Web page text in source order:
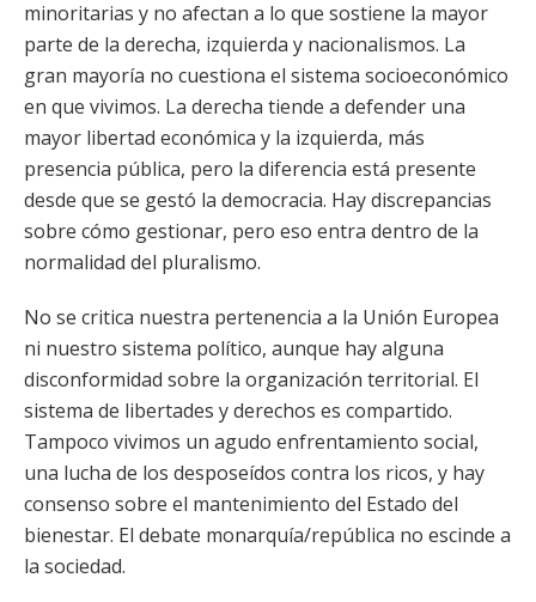
minoritarias y no afectan a lo que sostiene la mayor
parte de la derecha, izquierda y nacionalismos. La
gran mayoría no cuestiona el sistema socioeconómico
en que vivimos. La derecha tiende a defender una
mayor libertad económica y la izquierda, más
presencia pública, pero la diferencia está presente
desde que se gestó la democracia. Hay discrepancias
sobre cómo gestionar, pero eso entra dentro de la
normalidad del pluralismo.
No se critica nuestra pertenencia a la Unión Europea
ni nuestro sistema político, aunque hay alguna
disconformidad sobre la organización territorial. El
sistema de libertades y derechos es compartido.
Tampoco vivimos un agudo enfrentamiento social,
una lucha de los desposeídos contra los ricos, y hay
consenso sobre el mantenimiento del Estado del
bienestar. El debate monarquía/república no escinde a
la sociedad.